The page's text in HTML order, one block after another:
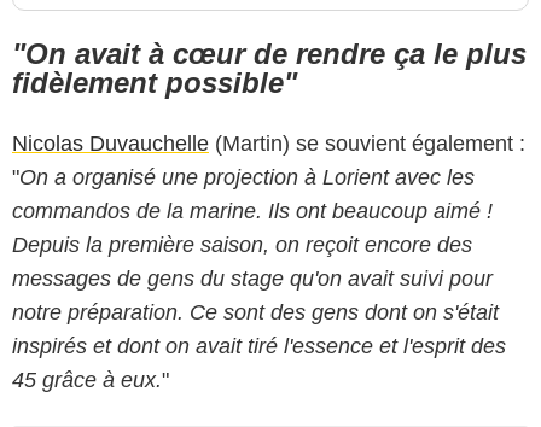
"On avait à cœur de rendre ça le plus
fidèlement possible"
Nicolas Duvauchelle (Martin) se souvient également :
"On a organisé une projection à Lorient avec les
commandos de la marine. Ils ont beaucoup aimé !
Depuis la première saison, on reçoit encore des
messages de gens du stage qu'on avait suivi pour
notre préparation. Ce sont des gens dont on s'était
inspirés et dont on avait tiré l'essence et l'esprit des
45 grâce à eux."